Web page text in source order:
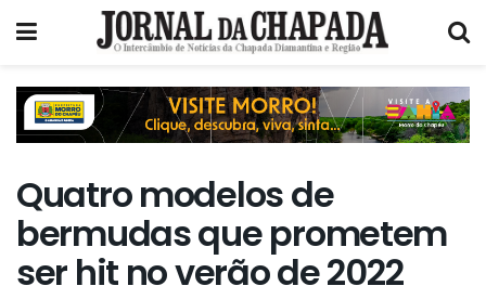
Quatro modelos de
bermudas que prometem
ser hit no verão de 2022